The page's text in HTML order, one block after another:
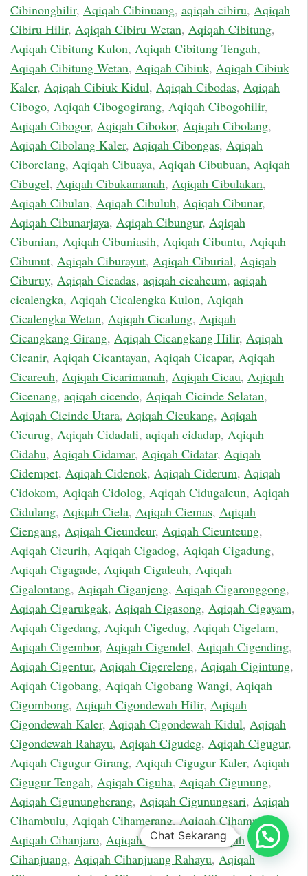
Cibinonghilir, Aqiqah Cibinuang, aqiqah cibiru, Aqiqah
Cibiru Hilir, Aqiqah Cibiru Wetan, Aqiqah Cibitung,
Aqiqah Cibitung Kulon, Aqiqah Cibitung Tengah,
Aqiqah Cibitung Wetan, Aqiqah Cibiuk, Aqiqah Cibiuk
Kaler, Aqiqah Cibiuk Kidul, Aqiqah Cibodas, Aqiqah
Cibogo, Aqiqah Cibogogirang, Aqiqah Cibogohilir,
Aqiqah Cibogor, Aqiqah Cibokor, Aqiqah Cibolang,
Aqiqah Cibolang Kaler, Aqiqah Cibongas, Aqiqah
Ciborelang, Aqiqah Cibuaya, Aqiqah Cibubuan, Aqiqah
Cibugel, Aqiqah Cibukamanah, Aqiqah Cibulakan,
Aqiqah Cibulan, Aqiqah Cibuluh, Aqiqah Cibunar,
Aqiqah Cibunarjaya, Aqiqah Cibungur, Aqiqah
Cibunian, Aqiqah Cibuniasih, Aqiqah Cibuntu, Aqiqah
Cibunut, Aqiqah Ciburayut, Aqiqah Ciburial, Aqiqah
Ciburuy, Aqiqah Cicadas, aqiqah cicaheum, aqiqah
cicalengka, Aqiqah Cicalengka Kulon, Aqiqah
Cicalengka Wetan, Aqiqah Cicalung, Aqiqah
Cicangkang Girang, Aqiqah Cicangkang Hilir, Aqiqah
Cicanir, Aqiqah Cicantayan, Aqiqah Cicapar, Aqiqah
Cicareuh, Aqiqah Cicarimanah, Aqiqah Cicau, Aqiqah
Cicenang, aqiqah cicendo, Aqiqah Cicinde Selatan,
Aqiqah Cicinde Utara, Aqiqah Cicukang, Aqiqah
Cicurug, Aqiqah Cidadali, aqiqah cidadap, Aqiqah
Cidahu, Aqiqah Cidamar, Aqiqah Cidatar, Aqiqah
Cidempet, Aqiqah Cidenok, Aqiqah Ciderum, Aqiqah
Cidokom, Aqiqah Cidolog, Aqiqah Cidugaleun, Aqiqah
Cidulang, Aqiqah Ciela, Aqiqah Ciemas, Aqiqah
Ciengang, Aqiqah Cieundeur, Aqiqah Cieunteung,
Aqiqah Cieurih, Aqiqah Cigadog, Aqiqah Cigadung,
Aqiqah Cigagade, Aqiqah Cigaleuh, Aqiqah
Cigalontang, Aqiqah Ciganjeng, Aqiqah Cigaronggong,
Aqiqah Cigarukgak, Aqiqah Cigasong, Aqiqah Cigayam,
Aqiqah Cigedang, Aqiqah Cigedug, Aqiqah Cigelam,
Aqiqah Cigembor, Aqiqah Cigendel, Aqiqah Cigending,
Aqiqah Cigentur, Aqiqah Cigereleng, Aqiqah Cigintung,
Aqiqah Cigobang, Aqiqah Cigobang Wangi, Aqiqah
Cigombong, Aqiqah Cigondewah Hilir, Aqiqah
Cigondewah Kaler, Aqiqah Cigondewah Kidul, Aqiqah
Cigondewah Rahayu, Aqiqah Cigudeg, Aqiqah Cigugur,
Aqiqah Cigugur Girang, Aqiqah Cigugur Kaler, Aqiqah
Cigugur Tengah, Aqiqah Ciguha, Aqiqah Cigunung,
Aqiqah Cigunungherang, Aqiqah Cigunungsari, Aqiqah
Cihambulu, Aqiqah Cihamerang,Aqiqah Cihampelas,
Aqiqah Cihanjaro, Aqiqah Cihanjawar,Aqiqah
Cihanjuang, Aqiqah Cihanjuang Rahayu, Aqiqah
Chat Sekarang